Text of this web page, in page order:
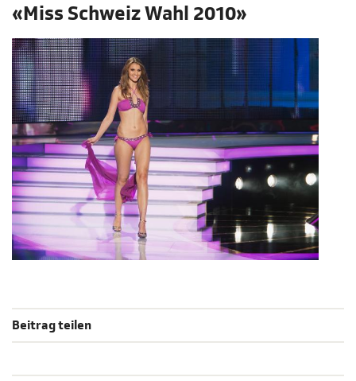
«Miss Schweiz Wahl 2010»
Beitrag teilen